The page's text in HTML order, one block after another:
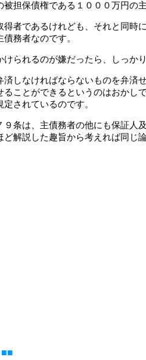
被担保債権である１０００万円の
得者であるけれども、それと同時
務者なのです。
けられるのが嫌だったら、しっか
済しなければならないものを弁済
ることができるというのはおかし
定されているのです。
９条は、主債務者の他にも保証人
ど解説した趣旨から考えれば同じ